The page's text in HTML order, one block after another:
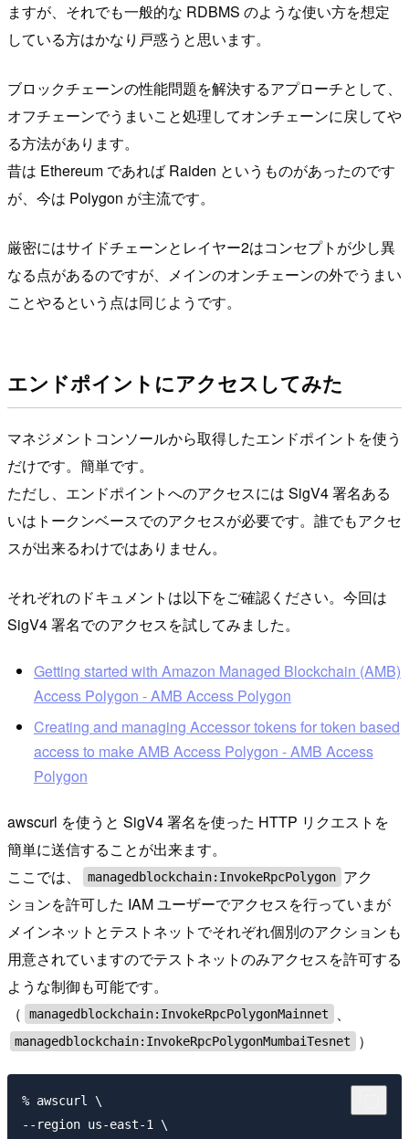
ますが、それでも一般的な RDBMS のような使い方を想定
している方はかなり戸惑うと思います。
ブロックチェーンの性能問題を解決するアプローチとして、
オフチェーンでうまいこと処理してオンチェーンに戻してや
る方法があります。
昔は Ethereum であれば Raiden というものがあったのです
が、今は Polygon が主流です。
厳密にはサイドチェーンとレイヤー2はコンセプトが少し異
なる点があるのですが、メインのオンチェーンの外でうまい
ことやるという点は同じようです。
エンドポイントにアクセスしてみた
マネジメントコンソールから取得したエンドポイントを使う
だけです。簡単です。
ただし、エンドポイントへのアクセスには SigV4 署名ある
いはトークンベースでのアクセスが必要です。誰でもアクセ
スが出来るわけではありません。
それぞれのドキュメントは以下をご確認ください。今回は
SigV4 署名でのアクセスを試してみました。
Getting started with Amazon Managed Blockchain (AMB)
Access Polygon - AMB Access Polygon
Creating and managing Accessor tokens for token based
access to make AMB Access Polygon - AMB Access
Polygon
awscurl を使うと SigV4 署名を使った HTTP リクエストを
簡単に送信することが出来ます。
ここでは、
managedblockchain:InvokeRpcPolygon アク
ションを許可した IAM ユーザーでアクセスを行っていまが
メインネットとテストネットでそれぞれ個別のアクションも
用意されていますのでテストネットのみアクセスを許可する
ような制御も可能です。
（
managedblockchain:InvokeRpcPolygonMainnet 、
managedblockchain:InvokeRpcPolygonMumbaiTesnet ）
% awscurl \
--region us-east-1 \